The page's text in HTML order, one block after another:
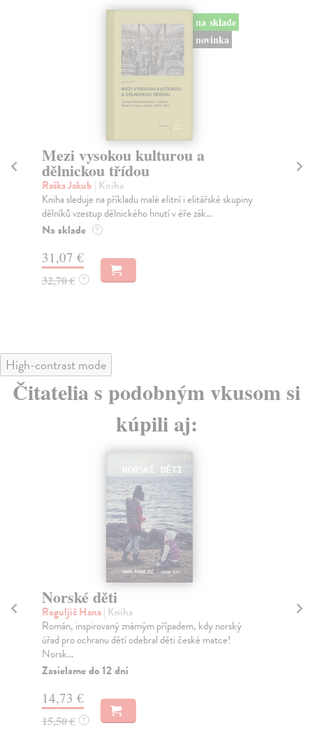
na sklade
novinka
Mezi vysokou kulturou a
dělnickou třídou
Raška Jakub | Kniha
Kniha sleduje na příkladu malé elitní i elitářské skupiny
dělníků vzestup dělnického hnutí v éře zák...
Na sklade ?
31,07 €
32,70 € ?
High-contrast mode
Čitatelia s podobným vkusom si
kúpili aj:
Norské děti
Roguljič Hana| Kniha
Román, inspirovaný známým případem, kdy norský
úřad pro ochranu dětí odebral děti české matce!
Norsk...
Zasielame do 12 dní
14,73 €
15,50 € ?